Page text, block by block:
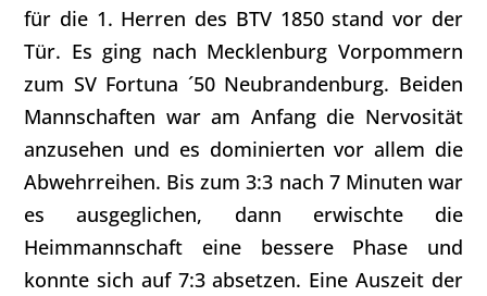
für die 1. Herren des BTV 1850 stand vor der
Tür. Es ging nach Mecklenburg Vorpommern
zum SV Fortuna ´50 Neubrandenburg. Beiden
Mannschaften war am Anfang die Nervosität
anzusehen und es dominierten vor allem die
Abwehrreihen. Bis zum 3:3 nach 7 Minuten war
es ausgeglichen, dann erwischte die
Heimmannschaft eine bessere Phase und
konnte sich auf 7:3 absetzen. Eine Auszeit der